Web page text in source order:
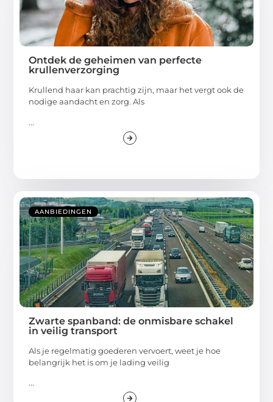
Ontdek de geheimen van perfecte
krullenverzorging
Krullend haar kan prachtig zijn, maar het vergt ook de
nodige aandacht en zorg. Als
...
AANBIEDINGEN
Zwarte spanband: de onmisbare schakel
in veilig transport
Als je regelmatig goederen vervoert, weet je hoe
belangrijk het is om je lading veilig
...